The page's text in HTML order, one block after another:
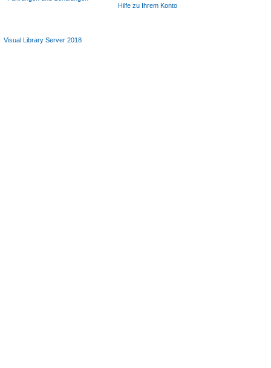
Hilfe zu Ihrem Konto
Visual Library Server 2018